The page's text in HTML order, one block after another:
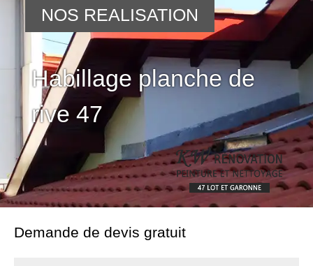
Habillage planche de
rive 47
NOS REALISATION
Demande de devis gratuit